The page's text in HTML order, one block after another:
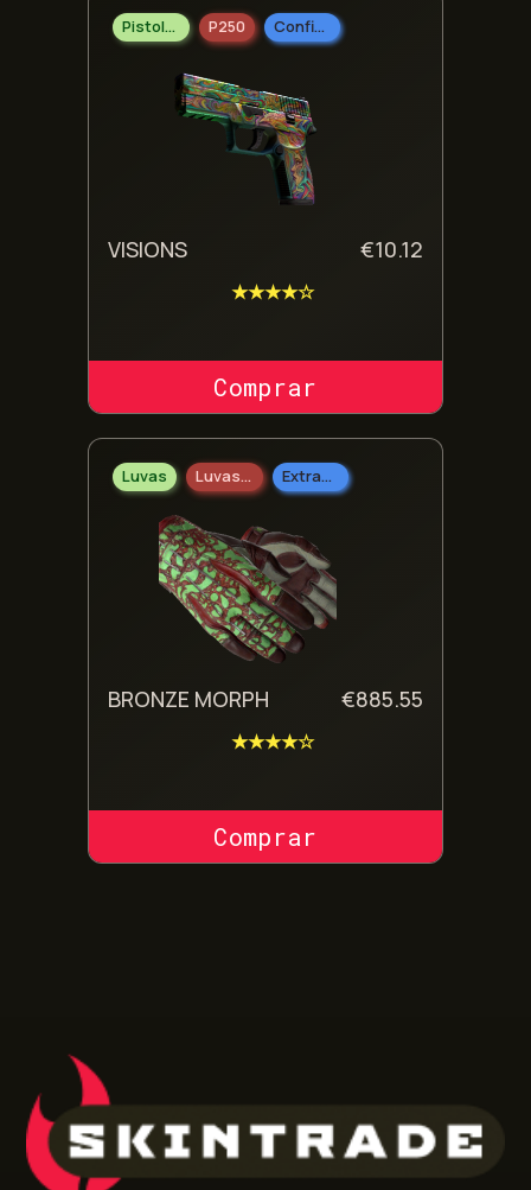
Pistolas P250 Confidencial
VISIONS €10.12
★★★★☆
COMPRAR SKIN
Luvas Luvas Desportivas Extraordinário
BRONZE MORPH €885.55
★★★★☆
COMPRAR SKIN